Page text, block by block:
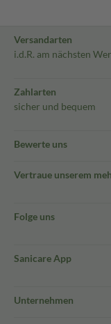
Versandarten
i.d.R. am nächsten
Zahlarten
sicher und bequem
Bewerte uns
Vertraue unserem
Folge uns
Sanicare App
Unternehmen